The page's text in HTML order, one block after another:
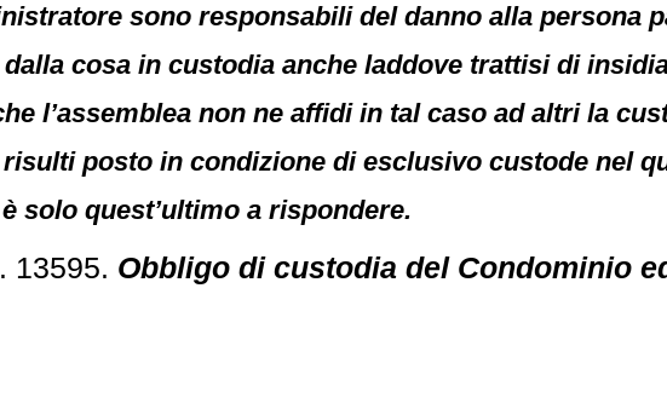
sono responsabili del danno alla persona
cosa in custodia anche laddove trattisi di
l’assemblea non ne affidi in tal caso ad altri la
posto in condizione di esclusivo custode nel
solo quest’ultimo a rispondere.
13595. Obbligo di custodia del Condominio